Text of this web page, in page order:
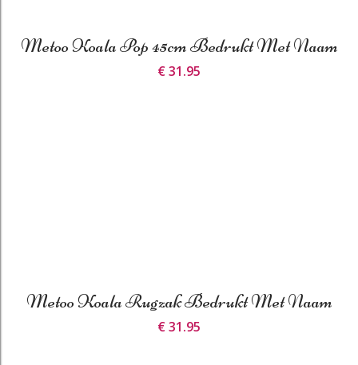
Metoo Koala Pop 45cm Bedrukt Met Naam
€ 31.95
Metoo Koala Rugzak Bedrukt Met Naam
€ 31.95